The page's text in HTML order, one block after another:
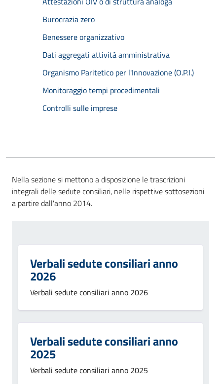
Burocrazia zero
Benessere organizzativo
Dati aggregati attività amministrativa
Organismo Paritetico per l'Innovazione (O.P.I.)
Monitoraggio tempi procedimentali
Controlli sulle imprese
Nella sezione si mettono a disposizione le trascrizioni
integrali delle sedute consiliari, nelle rispettive sottosezioni
a partire dall'anno 2014.
Verbali sedute consiliari anno
2026
Verbali sedute consiliari anno 2026
Verbali sedute consiliari anno
2025
Verbali sedute consiliari anno 2025